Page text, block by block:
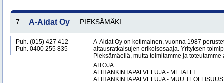
7. A-Aidat Oy PIEKSÄMÄKI
Puh. (015) 427 412
Puh. 0400 255 835
A-Aidat Oy on kotimainen, vuonna 1987
aitausratkaisujen erikoisosaaja. Yrityksen
Pieksämäellä, mutta toimitamme ja toteutamme
AITOJA
ALIHANKINTAPALVELUJA - METALLI
ALIHANKINTAPALVELUJA - MUU